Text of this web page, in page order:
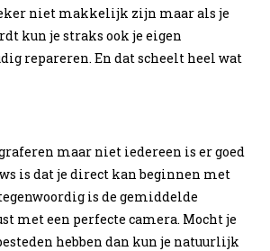
niet makkelijk zijn maar als je
kun je straks ook je eigen
repareren. En dat scheelt heel wat
maar niet iedereen is er goed
is dat je direct kan beginnen met
is de gemiddelde
met een perfecte camera. Mocht je
hebben dan kun je natuurlijk